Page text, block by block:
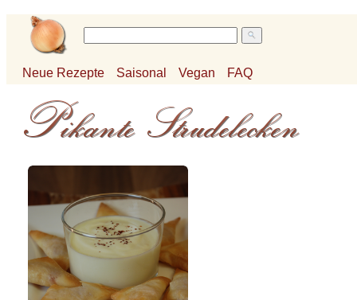
Neue Rezepte Saisonal Vegan FAQ